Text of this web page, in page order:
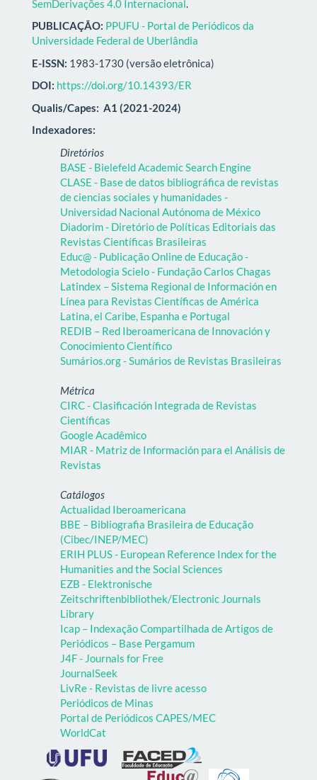
SemDerivações 4.0 Internacional.
PUBLICAÇÃO: PPUFU - Portal de Periódicos da
Universidade Federal de Uberlândia
E-ISSN: 1983-1730 (versão eletrônica)
DOI: https://doi.org/10.14393/ER
Qualis/Capes: A1 (2021-2024)
Indexadores:
Diretórios
BASE - Bielefeld Academic Search Engine
CLASE - Base de datos bibliográfica de revistas
de ciencias sociales y humanidades -
Universidad Nacional Autónoma de México
Diadorim - Diretório de Políticas Editoriais das
Revistas Científicas Brasileiras
Educ@ - Publicação Online de Educação -
Metodologia Scielo - Fundação Carlos Chagas
Latindex – Sistema Regional de Información en
Línea para Revistas Científicas de América
Latina, el Caribe, Espanha e Portugal
REDIB – Red Iberoamericana de Innovación y
Conocimiento Científico
Sumários.org - Sumários de Revistas Brasileiras
Métrica
CIRC - Clasificación Integrada de Revistas
Científicas
Google Acadêmico
MIAR - Matriz de Información para el Análisis de
Revistas
Catálogos
Actualidad Iberoamericana
BBE – Bibliografia Brasileira de Educação
(Cibec/INEP/MEC)
ERIH PLUS - European Reference Index for the
Humanities and the Social Sciences
EZB - Elektronische
Zeitschriftenbibliothek/Electronic Journals
Library
Icap – Indexação Compartilhada de Artigos de
Periódicos – Base Pergamum
J4F - Journals for Free
JournalSeek
LivRe - Revistas de livre acesso
Periódicos de Minas
Portal de Periódicos CAPES/MEC
WorldCat